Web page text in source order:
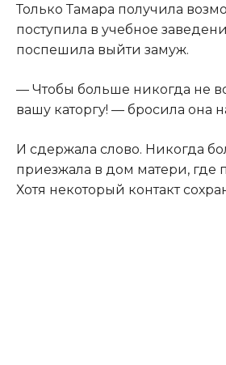
Только Тамара получила
поступила в учебное
поспешила выйти замуж.
— Чтобы больше никогда не
вашу каторгу! — бросила она
И сдержала слово. Никогда
приезжала в дом матери, где
Хотя некоторый контакт